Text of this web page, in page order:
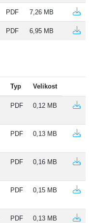
PDF 7,26 MB
PDF 6,95 MB
Typ Velikost
PDF 0,12 MB
PDF 0,13 MB
PDF 0,16 MB
PDF 0,15 MB
PDF 0,13 MB